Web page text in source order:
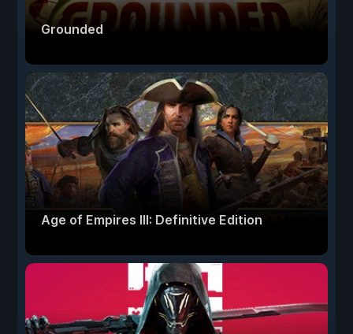
Grounded
Age of Empires III: Definitive Edition